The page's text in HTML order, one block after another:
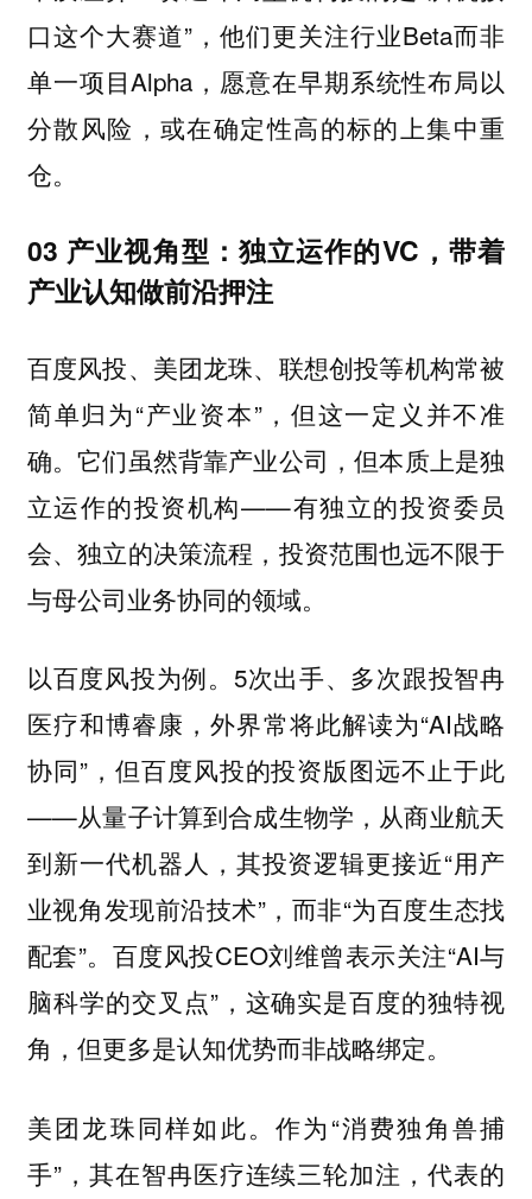
口这个大赛道”，他们更关注行业Beta而非
单一项目Alpha，愿意在早期系统性布局以
分散风险，或在确定性高的标的上集中重
仓。
03 产业视角型：独立运作的VC，带着
产业认知做前沿押注
百度风投、美团龙珠、联想创投等机构常被
简单归为“产业资本”，但这一定义并不准
确。它们虽然背靠产业公司，但本质上是独
立运作的投资机构——有独立的投资委员
会、独立的决策流程，投资范围也远不限于
与母公司业务协同的领域。
以百度风投为例。5次出手、多次跟投智冉
医疗和博睿康，外界常将此解读为“AI战略
协同”，但百度风投的投资版图远不止于此
——从量子计算到合成生物学，从商业航天
到新一代机器人，其投资逻辑更接近“用产
业视角发现前沿技术”，而非“为百度生态找
配套”。百度风投CEO刘维曾表示关注“AI与
脑科学的交叉点”，这确实是百度的独特视
角，但更多是认知优势而非战略绑定。
美团龙珠同样如此。作为“消费独角兽捕
手”，其在智冉医疗连续三轮加注，代表的